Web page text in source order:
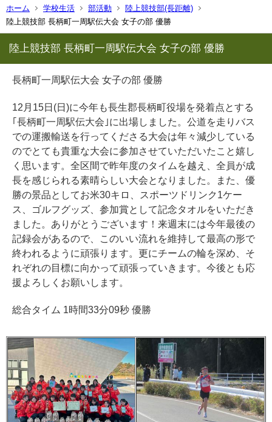
ホーム 学校生活 部活動
陸上競技部(長距離)
陸上競技部 長柄町一周駅伝大会 女子の部 優勝
陸上競技部 長柄町一周駅伝大会 女子の部 優勝
長柄町一周駅伝大会 女子の部 優勝
12月15日(日)に今年も長生郡長柄町役場を発着点とする
｢長柄町一周駅伝大会｣に出場しました。公道を走りバス
での運搬輸送を行ってくださる大会は年々減少している
のでとても貴重な大会に参加させていただいたこと嬉し
く思います。全区間で昨年度のタイムを越え、全員が成
長を感じられる素晴らしい大会となりました。また、優
勝の景品としてお米30キロ、スポーツドリンク1ケー
ス、ゴルフグッズ、参加賞として記念タオルをいただき
ました。ありがとうございます！来週末には今年最後の
記録会があるので、このいい流れを維持して最高の形で
終われるように頑張ります。更にチームの輪を深め、そ
れぞれの目標に向かって頑張っていきます。今後とも応
援よろしくお願いします。
総合タイム 1時間33分09秒 優勝